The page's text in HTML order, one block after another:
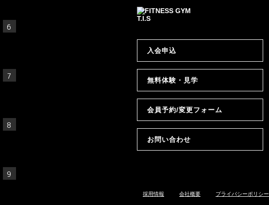
入会申込
無料体験・見学
会員予約/変更フォーム
お問い合わせ
採用情報 会社概要 プライバシーポリシー